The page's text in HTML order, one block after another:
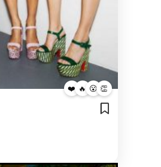
❤️ 🔥 😮 👏